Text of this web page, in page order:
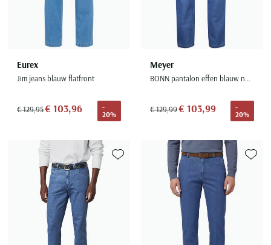
Eurex
Jim jeans blauw flatfront
€ 129,95€ 103,96
-
20%
Meyer
BONN pantalon effen blauw normale fit katoen
€ 129,99€ 103,99
-
20%
Toevoegen aan favorieten